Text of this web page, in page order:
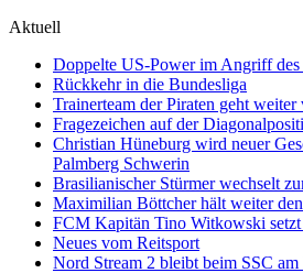
Aktuell
Doppelte US-Power im Angriff des
Rückkehr in die Bundesliga
Trainerteam der Piraten geht weiter
Fragezeichen auf der
Christian Hüneburg wird neuer
Palmberg Schwerin
Brasilianischer Stürmer wechselt
Maximilian Böttcher hält weiter
FCM Kapitän Tino Witkowski setzt
Neues vom Reitsport
Nord Stream 2 bleibt beim SSC